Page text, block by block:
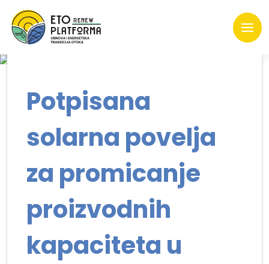
Potpisana
solarna povelja
za promicanje
proizvodnih
kapaciteta u